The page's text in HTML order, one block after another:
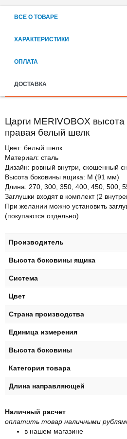
ВСЕ О ТОВАРЕ
ХАРАКТЕРИСТИКИ
ОПЛАТА
ДОСТАВКА
Царги MERIVOBOX
правая белый шелк
Цвет: белый шелк
Материал: сталь
Дизайн: ровный внутри, скошенный
Высота боковины ящика: М (91 мм)
Длина: 270, 300, 350, 400, 450, 500,
Заглушки входят в комплект (2
При желании можно установить
(покупаются отдельно)
Производитель
Высота боковины ящика
Система
Цвет
Страна производства
Единица измерения
Высота боковины
Категория товара
Длина направляющей
Наличный расчет
оплатить товар наличными
в нашем магазине